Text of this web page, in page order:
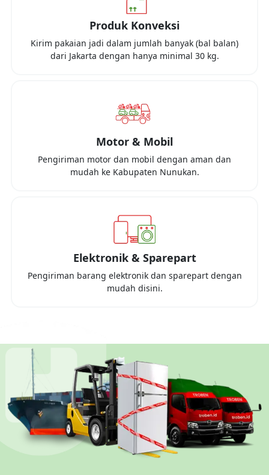
Produk Konveksi
Kirim pakaian jadi dalam jumlah banyak (bal balan)
dari Jakarta dengan hanya minimal 30 kg.
Motor & Mobil
Pengiriman motor dan mobil dengan aman dan
mudah ke Kabupaten Nunukan.
Elektronik & Sparepart
Pengiriman barang elektronik dan sparepart dengan
mudah disini.